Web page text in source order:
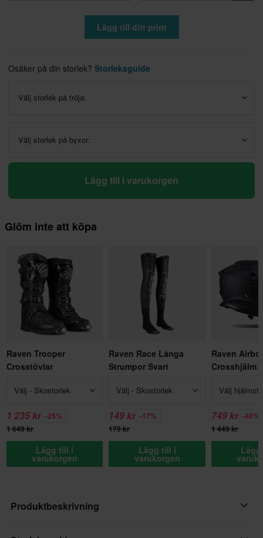
Lägg till ditt print
Osäker på din storlek? Storleksguide
Välj storlek på tröja:
Välj storlek på byxor:
Lägg till i varukorgen
Glöm inte att köpa
Raven Trooper
Crosstövlar
Välj - Skostorlek
1 235 kr -25%
1 649 kr
Lägg till i
varukorgen
Raven Race Långa
Strumpor Svart
Välj - Skostorlek
149 kr -17%
179 kr
Lägg till i
varukorgen
Raven
Crosshjälm
Välj
749 kr -48%
1 449 kr
Produktbeskrivning